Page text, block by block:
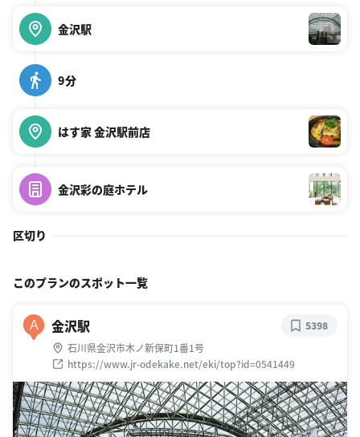
金沢駅
9分
はす家 金沢駅前店
金沢彩の庭ホテル
区切り
このプランのスポット一覧
A 金沢駅
石川県金沢市木ノ新保町1番1号
https://www.jr-odekake.net/eki/top?id=0541449
5398